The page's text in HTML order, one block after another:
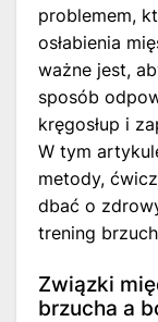
problemem,
osłabienia
ważne jest,
sposób
kręgosłup i
W tym
metody,
dbać o
trening
Związki
brzucha a